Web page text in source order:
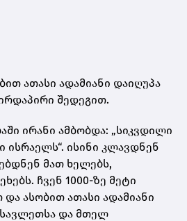
ათასი ადამიანი დაიღუპა
შედეგით.
ირანი ამბობდა: „სიკვდილი
ისრაელს“. ისინი კლავდნენ
მათ ხელებს,
ჩვენ 1000-ზე მეტი
და ასობით ათასი ადამიანი
და მთელ